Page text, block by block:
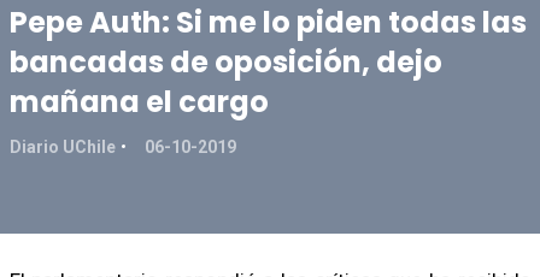
Pepe Auth: Si me lo piden todas las
bancadas de oposición, dejo
mañana el cargo
Diario UChile 06-10-2019